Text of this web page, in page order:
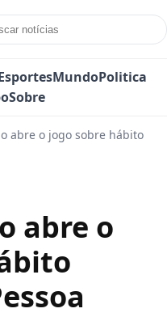
MundoPolitica
Sobre
abre o jogo sobre hábito
abre o